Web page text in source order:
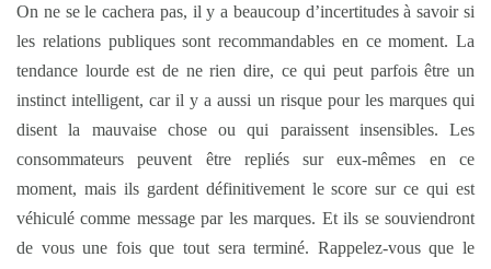
On ne se le cachera pas, il y a beaucoup d’incertitudes à savoir si
les relations publiques sont recommandables en ce moment. La
tendance lourde est de ne rien dire, ce qui peut parfois être un
instinct intelligent, car il y a aussi un risque pour les marques qui
disent la mauvaise chose ou qui paraissent insensibles. Les
consommateurs peuvent être repliés sur eux-mêmes en ce
moment, mais ils gardent définitivement le score sur ce qui est
véhiculé comme message par les marques. Et ils se souviendront
de vous une fois que tout sera terminé. Rappelez-vous que le